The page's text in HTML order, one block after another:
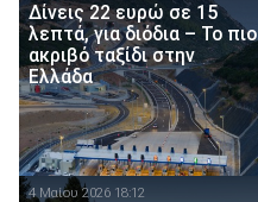
Δίνεις 22 ευρώ σε 15
λεπτά, για διόδια – Το πιο
ακριβό ταξίδι στην
Ελλάδα
4 Μαίου 2026 18:12